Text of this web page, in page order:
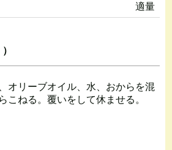
適量
オリーブオイル、水、おからを混
こねる。覆いをして休ませる。